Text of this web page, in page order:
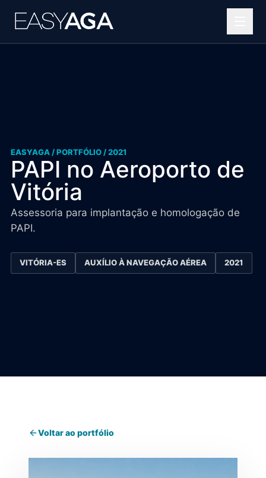
Blog
Quem somos
EASYAGA / PORTFÓLIO / 2021
PAPI no Aeroporto de
Vitória
Assessoria para implantação e homologação de
PAPI.
VITÓRIA-ES AUXÍLIO À NAVEGAÇÃO AÉREA 2021
Voltar ao portfólio